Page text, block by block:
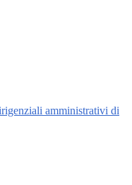
amministrativi di